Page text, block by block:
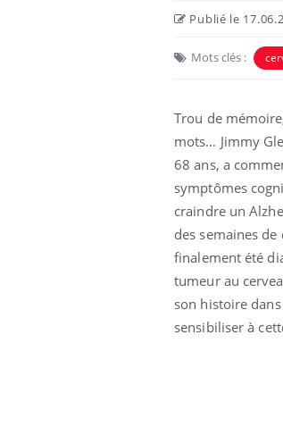
Publié le
Mots clés :
Trou de
mots… Jimmy
68 ans, a
symptômes
craindre un
des semaines
finalement été
tumeur au
son histoire
sensibiliser à
charge
enceintes